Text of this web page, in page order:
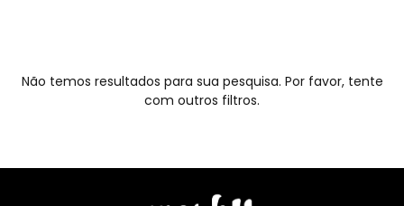
Não temos resultados para sua pesquisa. Por favor, tente
com outros filtros.